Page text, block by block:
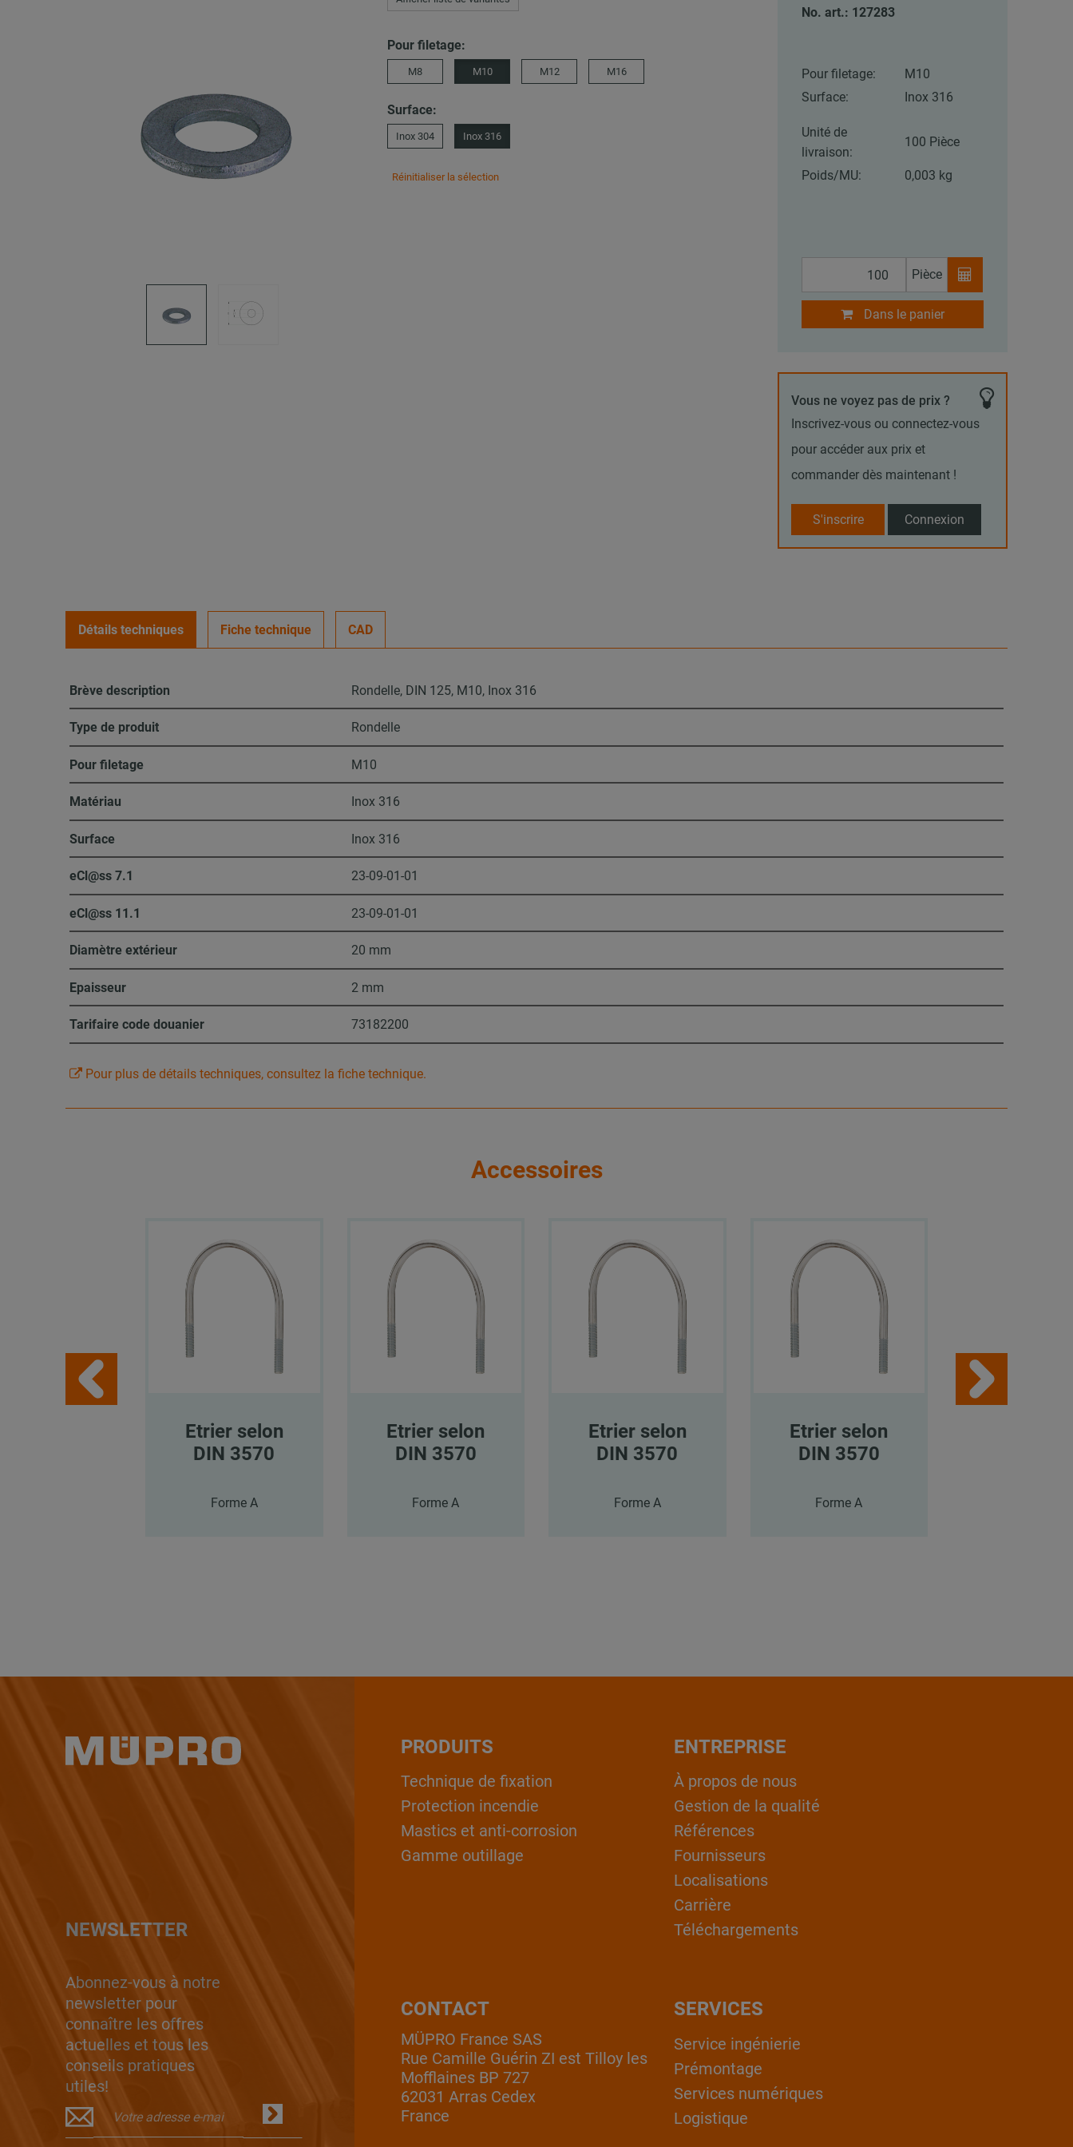
Pour filetage:
M8 M10 M12 M16
Surface:
Inox 304 Inox 316
Réinitialiser la sélection
No. art.: 127283
Pour filetage:
M10
Surface:
Inox 316
Unité de
livraison:
100 Pièce
Poids/MU: 0,003 kg
Pièce
Dans le panier
Vous ne voyez pas de prix ?
Inscrivez-vous ou connectez-vous
pour accéder aux prix et
commander dès maintenant !
S'inscrire Connexion
Détails techniques Fiche technique CAD
Brève description Rondelle, DIN 125, M10, Inox 316
Type de produit Rondelle
Pour filetage M10
Matériau Inox 316
Surface Inox 316
eCl@ss 7.1 23-09-01-01
eCl@ss 11.1 23-09-01-01
Diamètre extérieur 20 mm
Epaisseur 2 mm
Tarifaire code douanier 73182200
Pour plus de détails techniques, consultez la fiche technique.
Accessoires
Etrier selon
DIN 3570
Forme A
Etrier selon
DIN 3570
Forme A
Etrier selon
DIN 3570
Forme A
Etrier selon
DIN 3570
Forme A
NEWSLETTER
Abonnez-vous à notre
newsletter pour
connaître les offres
actuelles et tous les
conseils pratiques
utiles!
PRODUITS
Technique de fixation
Protection incendie
Mastics et anti-corrosion
Gamme outillage
ENTREPRISE
À propos de nous
Gestion de la qualité
Références
Fournisseurs
Localisations
Carrière
Téléchargements
CONTACT
MÜPRO France SAS
Rue Camille Guérin ZI est Tilloy les
Mofflaines BP 727
62031 Arras Cedex
France
SERVICES
Service ingénierie
Prémontage
Services numériques
Logistique